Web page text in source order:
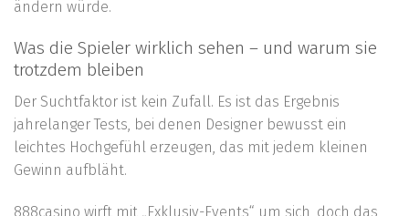
ändern würde.
Was die Spieler wirklich sehen – und warum sie
trotzdem bleiben
Der Suchtfaktor ist kein Zufall. Es ist das Ergebnis
jahrelanger Tests, bei denen Designer bewusst ein
leichtes Hochgefühl erzeugen, das mit jedem kleinen
Gewinn aufbläht.
888casino wirft mit „Exklusiv-Events“ um sich, doch das